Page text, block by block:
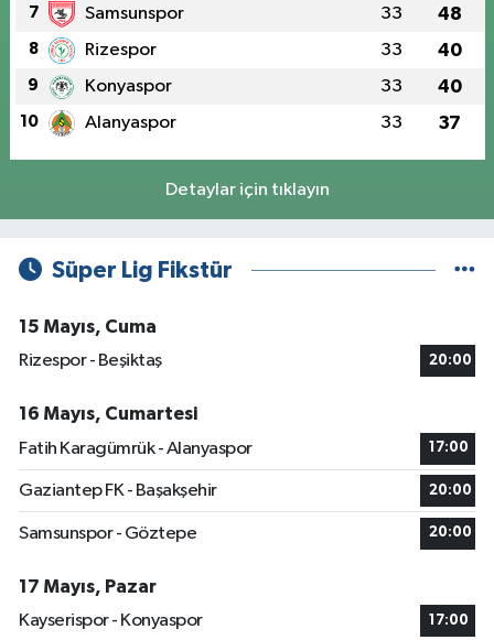
7 Samsunspor 33 48
8 Rizespor 33 40
9 Konyaspor 33 40
10 Alanyaspor 33 37
Detaylar için tıklayın
Süper Lig Fikstür
15 Mayıs, Cuma
Rizespor - Beşiktaş
20:00
16 Mayıs, Cumartesi
Fatih Karagümrük - Alanyaspor
17:00
Gaziantep FK - Başakşehir 20:00
Samsunspor - Göztepe 20:00
17 Mayıs, Pazar
Kayserispor - Konyaspor
17:00